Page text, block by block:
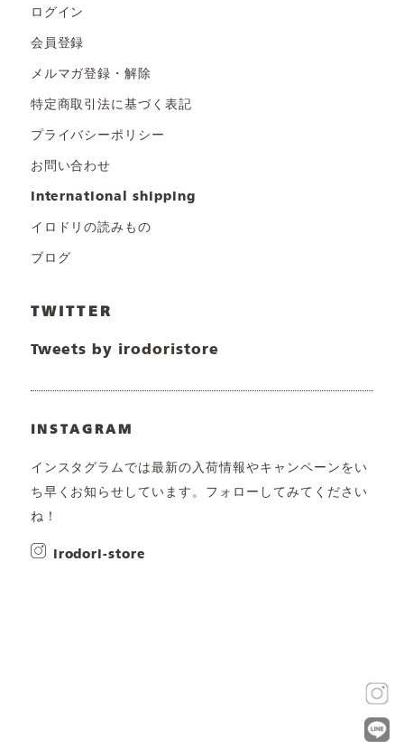
ログイン
会員登録
メルマガ登録・解除
特定商取引法に基づく表記
プライバシーポリシー
お問い合わせ
international shipping
イロドリの読みもの
ブログ
TWITTER
Tweets by irodoristore
INSTAGRAM
インスタグラムでは最新の入荷情報やキャンペーンをい
ち早くお知らせしています。フォローしてみてください
ね！
irodori-store